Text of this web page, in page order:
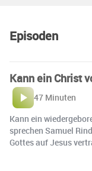
Episoden
Kann ein Christ
47 Minuten
Kann ein
sprechen Samuel
Gottes auf Jesus